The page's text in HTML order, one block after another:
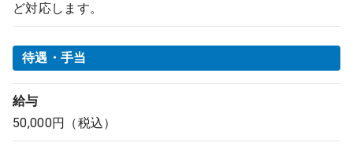
ど対応します。
待遇・手当
給与
50,000円（税込）